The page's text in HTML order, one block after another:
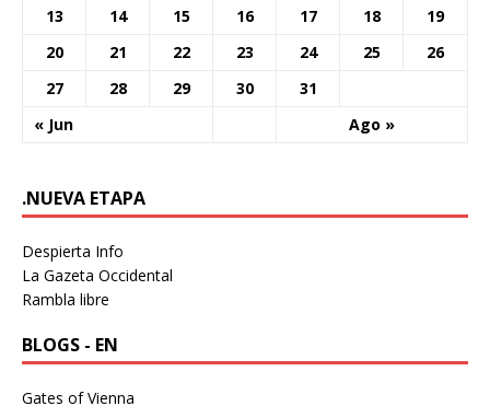
« Jun Ago »
13
14 15 16 17 18
19
20
21 22 23 24 25
26
27
28 29 30 31
.NUEVA ETAPA
Despierta Info
La Gazeta Occidental
Rambla libre
BLOGS - EN
Gates of Vienna